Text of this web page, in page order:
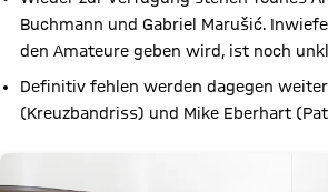
Buchmann und Gabriel Marušić.
den Amateure geben wird, ist noch
Definitiv fehlen werden dagegen
(Kreuzbandriss) und Mike Eberhart